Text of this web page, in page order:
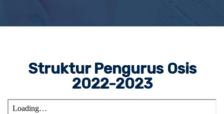
Struktur Pengurus Osis
2022-2023